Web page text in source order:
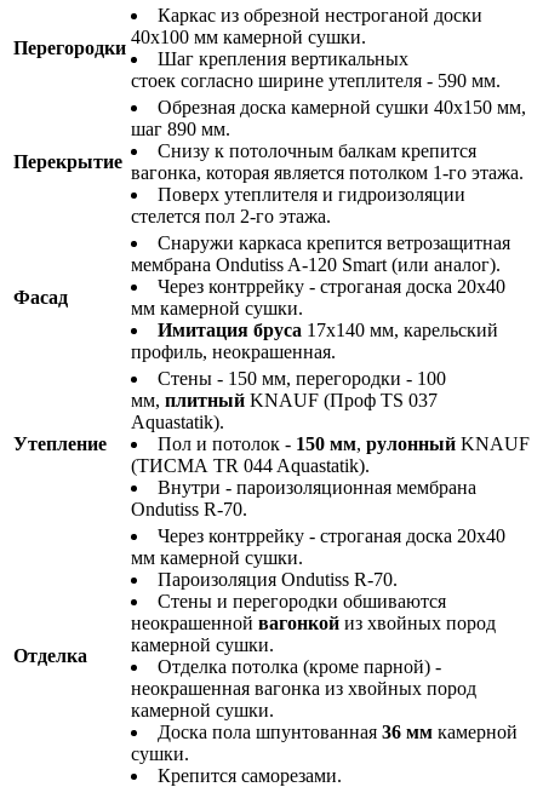
Перегородки
Каркас из обрезной нестроганой доски
40х100 мм камерной сушки.
Шаг крепления вертикальных
стоек согласно ширине утеплителя - 590 мм.
Перекрытие
Обрезная доска камерной сушки 40х150 мм,
шаг 890 мм.
Снизу к потолочным балкам крепится
вагонка, которая является потолком 1-го этажа.
Поверх утеплителя и гидроизоляции
стелется пол 2-го этажа.
Фасад
Снаружи каркаса крепится ветрозащитная
мембрана Ondutiss A-120 Smart (или аналог).
Через контррейку - строганая доска 20х40
мм камерной сушки.
Имитация бруса 17х140 мм, карельский
профиль, неокрашенная.
Утепление
Стены - 150 мм, перегородки - 100
мм, плитный KNAUF (Проф TS 037
Aquastatik).
Пол и потолок - 150 мм, рулонный KNAUF
(ТИСМА TR 044 Aquastatik).
Внутри - пароизоляционная мембрана
Ondutiss R-70.
Отделка
Через контррейку - строганая доска 20х40
мм камерной сушки.
Пароизоляция Ondutiss R-70.
Стены и перегородки обшиваются
неокрашенной вагонкой из хвойных пород
камерной сушки.
Отделка потолка (кроме парной) -
неокрашенная вагонка из хвойных пород
камерной сушки.
Доска пола шпунтованная 36 мм камерной
сушки.
Крепится саморезами.